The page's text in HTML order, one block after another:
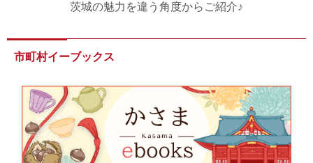
茨城の魅力を違う角度からご紹介♪
市町村イーブックス